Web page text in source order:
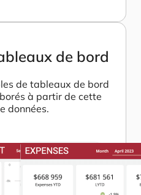
de bord
de tableaux de bord
à partir de cette
données.